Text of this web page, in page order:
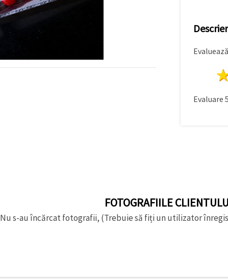
Evaluare
FOTOGRAFIILE
Nu s-au încărcat fotografii, (Trebuie să fiți un utilizator